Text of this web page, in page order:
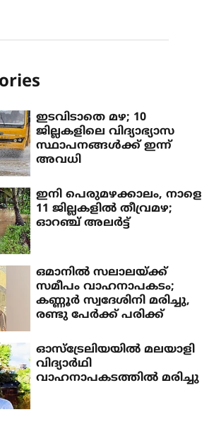
ഇടവിടാതെ മഴ; 10
ജില്ലകളിലെ വിദ്യാഭ്യാസ
സ്ഥാപനങ്ങള്‍ക്ക് ഇന്ന്
അവധി
ഇനി പെരുമഴക്കാലം, നാളെ
11 ജില്ലകളില്‍ തീവ്രമഴ;
ഓറഞ്ച് അലര്‍ട്ട്
ഒമാനില്‍ സലാലയ്ക്ക്
സമീപം വാഹനാപകടം;
കണ്ണൂര്‍ സ്വദേശിനി മരിച്ചു,
രണ്ടു പേര്‍ക്ക് പരിക്ക്
ഓസ്ട്രേലിയയില്‍ മലയാളി
വിദ്യാര്‍ഥി
വാഹനാപകടത്തില്‍ മരിച്ചു